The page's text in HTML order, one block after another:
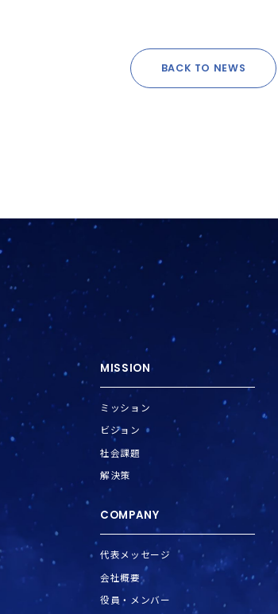
BACK TO NEWS
MISSION
ミッション
ビジョン
社会課題
解決策
COMPANY
代表メッセージ
会社概要
役員・メンバー